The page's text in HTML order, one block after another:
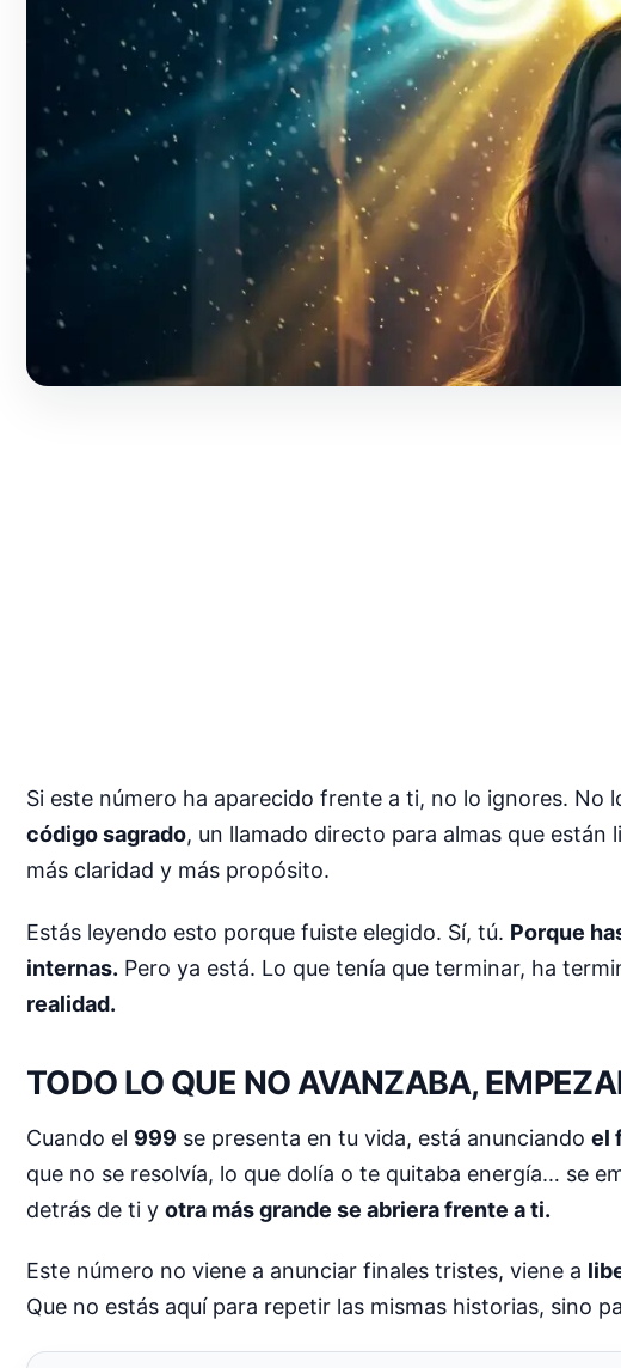
Si este número ha aparecido frente a ti, no lo ignores. No
código sagrado, un llamado directo para almas que están
más claridad y más propósito.
Estás leyendo esto porque fuiste elegido. Sí, tú. Porque
internas. Pero ya está. Lo que tenía que terminar, ha
realidad.
TODO LO QUE NO AVANZABA,
Cuando el 999 se presenta en tu vida, está anunciando el
que no se resolvía, lo que dolía o te quitaba energía… se
detrás de ti y otra más grande se abriera frente a ti.
Este número no viene a anunciar finales tristes, viene a
Que no estás aquí para repetir las mismas historias, sino